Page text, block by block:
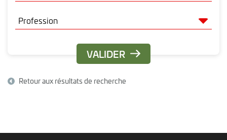
Retour aux résultats de recherche